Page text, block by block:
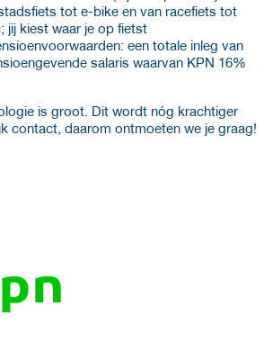
tot e-bike en van racefiets tot
jij kiest waar je op fietst
een totale inleg van
salaris waarvan KPN 16%
is groot. Dit wordt nóg krachtiger
contact, daarom ontmoeten we je graag!
details